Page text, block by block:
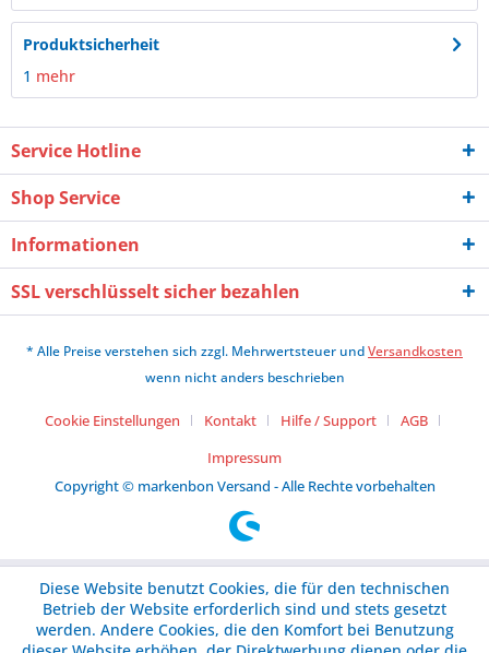
Produktsicherheit
1 mehr
Service Hotline
Shop Service
Informationen
SSL verschlüsselt sicher bezahlen
* Alle Preise verstehen sich zzgl. Mehrwertsteuer undVersandkosten
wenn nicht anders beschrieben
Cookie Einstellungen Kontakt Hilfe / Support
AGB
Impressum
Copyright © markenbon Versand - Alle Rechte vorbehalten
Diese Website benutzt Cookies, die für den technischen
Betrieb der Website erforderlich sind und stets gesetzt
werden. Andere Cookies, die den Komfort bei Benutzung